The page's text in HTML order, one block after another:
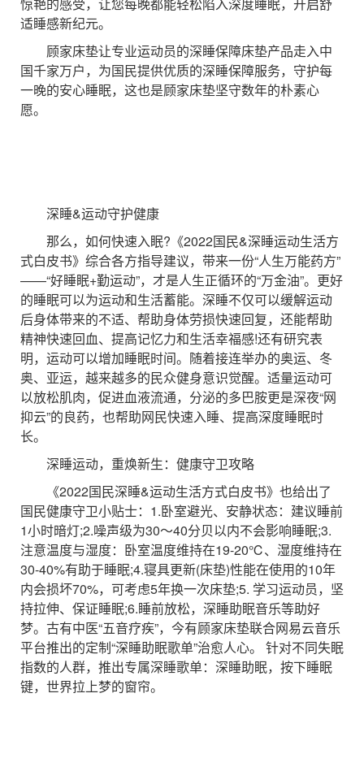
适睡感新纪元。
顾家床垫让专业运动员的深睡保障床垫产品走入中
国千家万户，为国民提供优质的深睡保障服务，守护每
一晚的安心睡眠，这也是顾家床垫坚守数年的朴素心
愿。
深睡&运动守护健康
那么，如何快速入眠?《2022国民&深睡运动生活方
式白皮书》综合各方指导建议，带来一份“人生万能药方”
——“好睡眠+勤运动”，才是人生正循环的“万金油”。更好
的睡眠可以为运动和生活蓄能。深睡不仅可以缓解运动
后身体带来的不适、帮助身体劳损快速回复，还能帮助
精神快速回血、提高记忆力和生活幸福感!还有研究表
明，运动可以增加睡眠时间。随着接连举办的奥运、冬
奥、亚运，越来越多的民众健身意识觉醒。适量运动可
以放松肌肉，促进血液流通，分泌的多巴胺更是深夜“网
抑云”的良药，也帮助网民快速入睡、提高深度睡眠时
长。
深睡运动，重焕新生：健康守卫攻略
《2022国民深睡&运动生活方式白皮书》也给出了
国民健康守卫小贴士：1.卧室避光、安静状态：建议睡前
1小时暗灯;2.噪声级为30～40分贝以内不会影响睡眠;3.
注意温度与湿度：卧室温度维持在19-20℃、湿度维持在
30-40%有助于睡眠;4.寝具更新(床垫)性能在使用的10年
内会损坏70%，可考虑5年换一次床垫;5. 学习运动员，坚
持拉伸、保证睡眠;6.睡前放松，深睡助眠音乐等助好
梦。古有中医“五音疗疾”，今有顾家床垫联合网易云音乐
平台推出的定制“深睡助眠歌单”治愈人心。 针对不同失眠
指数的人群，推出专属深睡歌单：深睡助眠，按下睡眠
键，世界拉上梦的窗帘。